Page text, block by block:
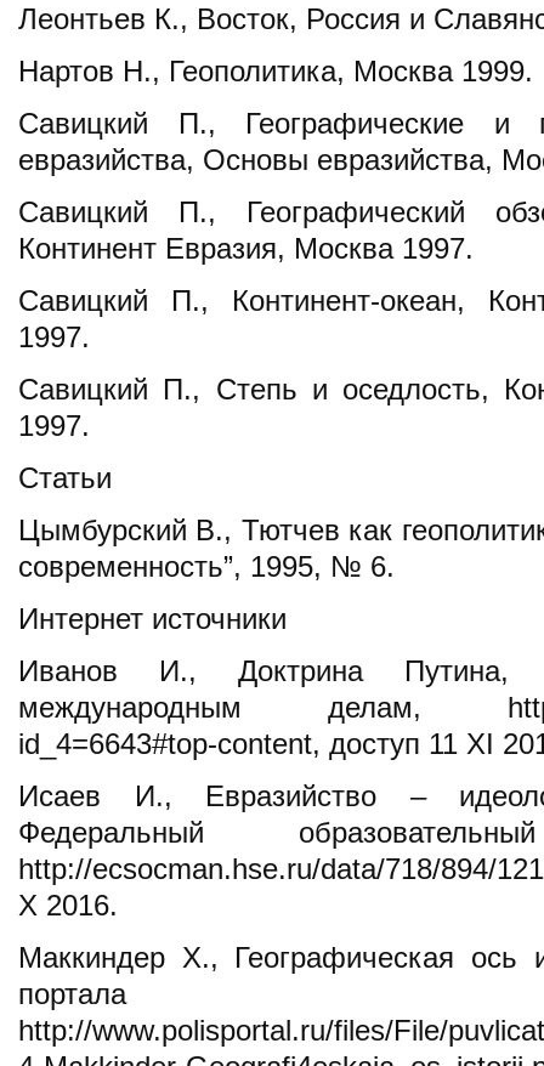
Леонтьев К., Восток, Россия и
Нартов Н., Геополитика, Москва 1999.
Савицкий П., Географические и
евразийства, Основы евразийства,
Савицкий П., Географический
Континент Евразия, Москва 1997.
Савицкий П., Континент-океан,
1997.
Савицкий П., Степь и оседлость,
1997.
Статьи
Цымбурский В., Тютчев как
современность”, 1995, № 6.
Интернет источники
Иванов И., Доктрина Путина,
международным делам, http://
id_4=6643#top-content, доступ 11 XI
Исаев И., Евразийство –
Федеральный
http://ecsocman.hse.ru/data/718/894/
Х 2016.
Маккиндер Х., Географическая ось
портала
http://www.polisportal.ru/files/File/